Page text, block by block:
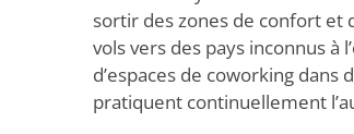
sortir des zones de confort et
vols vers des pays inconnus à
d’espaces de coworking dans
pratiquent continuellement